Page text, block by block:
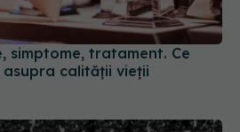
simptome, tratament. Ce
calității vieții